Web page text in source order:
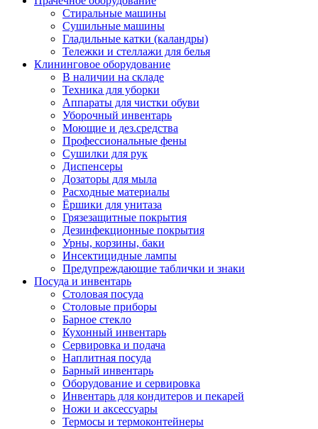
Стиральные машины
Сушильные машины
Гладильные катки (каландры)
Тележки и стеллажи для белья
Клининговое оборудование
В наличии на складе
Техника для уборки
Аппараты для чистки обуви
Уборочный инвентарь
Моющие и дез.средства
Профессиональные фены
Сушилки для рук
Диспенсеры
Дозаторы для мыла
Расходные материалы
Ёршики для унитаза
Грязезащитные покрытия
Дезинфекционные покрытия
Урны, корзины, баки
Инсектицидные лампы
Предупреждающие таблички и знаки
Посуда и инвентарь
Столовая посуда
Столовые приборы
Барное стекло
Кухонный инвентарь
Сервировка и подача
Наплитная посуда
Барный инвентарь
Оборудование и сервировка
Инвентарь для кондитеров и пекарей
Ножи и аксессуары
Термосы и термоконтейнеры